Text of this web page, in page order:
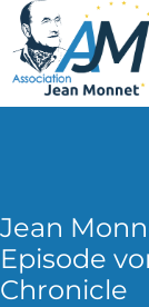
Jean
Episode
Chronicle